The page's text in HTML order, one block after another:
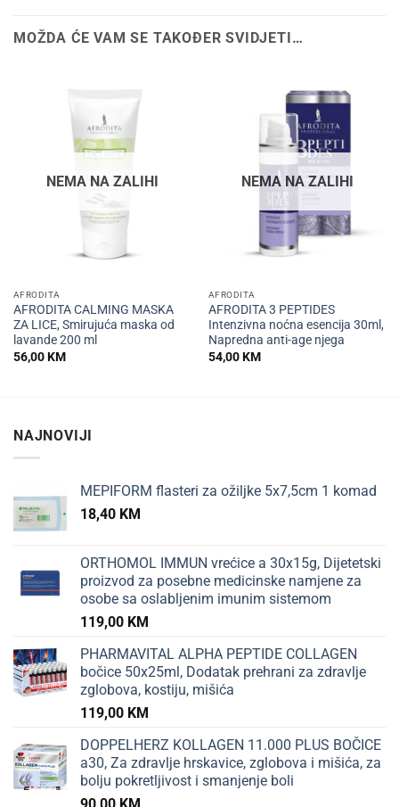
MOŽDA ĆE VAM SE TAKOĐER SVIDJETI…
NEMA NA ZALIHI
AFRODITA
AFRODITA CALMING MASKA
ZA LICE, Smirujuća maska od
lavande 200 ml
56,00KM
NEMA NA ZALIHI
AFRODITA
AFRODITA 3 PEPTIDES
Intenzivna noćna esencija 30ml,
Napredna anti-age njega
54,00KM
NAJNOVIJI
MEPIFORM flasteri za ožiljke 5x7,5cm 1 komad
18,40 KM
ORTHOMOL IMMUN vrećice a 30x15g, Dijetetski
proizvod za posebne medicinske namjene za
osobe sa oslabljenim imunim sistemom
119,00 KM
PHARMAVITAL ALPHA PEPTIDE COLLAGEN
bočice 50x25ml, Dodatak prehrani za zdravlje
zglobova, kostiju, mišića
119,00 KM
DOPPELHERZ KOLLAGEN 11.000 PLUS BOČICE
a30, Za zdravlje hrskavice, zglobova i mišića, za
bolju pokretljivost i smanjenje boli